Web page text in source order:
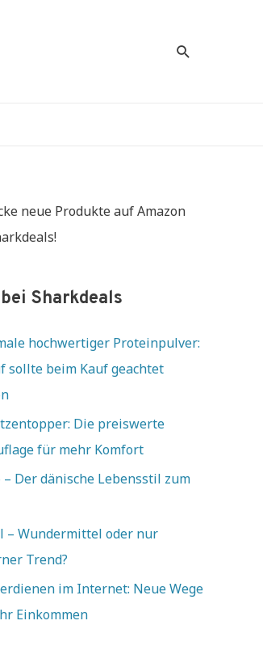
Suche
neue Produkte auf Amazon
Sharkdeals
hochwertiger Proteinpulver:
sollte beim Kauf geachtet
Die preiswerte
für mehr Komfort
– Der dänische Lebensstil zum
– Wundermittel oder nur
Trend?
im Internet: Neue Wege
Einkommen